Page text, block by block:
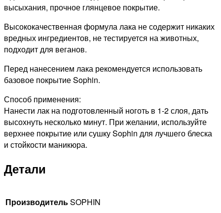
высыхания, прочное глянцевое покрытие.
Высококачественная формула лака не содержит никаких
вредных ингредиентов, не тестируется на животных,
подходит для веганов.
Перед нанесением лака рекомендуется использовать
базовое покрытие Sophin.
Способ применения:
Нанести лак на подготовленный ноготь в 1-2 слоя, дать
высохнуть несколько минут. При желании, используйте
верхнее покрытие или сушку Sophin для лучшего блеска
и стойкости маникюра.
Детали
ПроизводительSOPHIN